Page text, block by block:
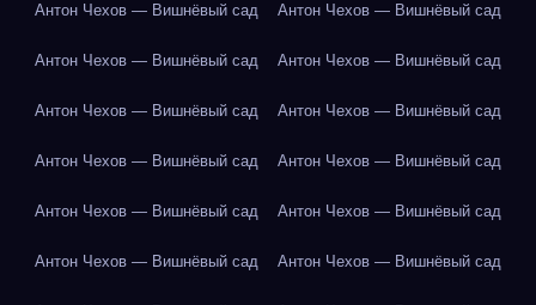
Антон Чехов — Вишнёвый сад Антон Чехов — Вишнёвый сад
Антон Чехов — Вишнёвый сад Антон Чехов — Вишнёвый сад
Антон Чехов — Вишнёвый сад Антон Чехов — Вишнёвый сад
Антон Чехов — Вишнёвый сад Антон Чехов — Вишнёвый сад
Антон Чехов — Вишнёвый сад Антон Чехов — Вишнёвый сад
Антон Чехов — Вишнёвый сад Антон Чехов — Вишнёвый сад